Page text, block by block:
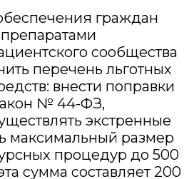
граждан
сообщества
перечень льготных
внести поправки
№ 44-ФЗ,
экстренные
максимальный размер
процедур до 500
сумма составляет 200